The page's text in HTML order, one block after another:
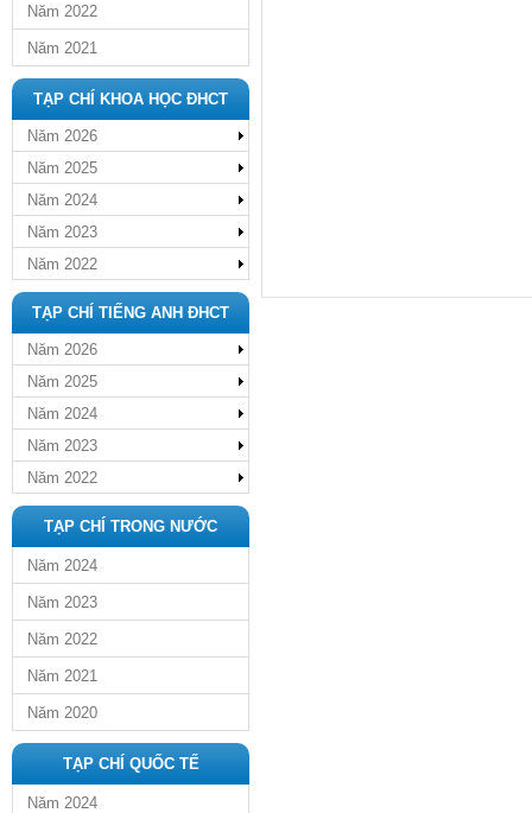
Năm 2022
Năm 2021
TẠP CHÍ KHOA HỌC ĐHCT
Năm 2026
Năm 2025
Năm 2024
Năm 2023
Năm 2022
TẠP CHÍ TIẾNG ANH ĐHCT
Năm 2026
Năm 2025
Năm 2024
Năm 2023
Năm 2022
TẠP CHÍ TRONG NƯỚC
Năm 2024
Năm 2023
Năm 2022
Năm 2021
Năm 2020
TẠP CHÍ QUỐC TẾ
Năm 2024